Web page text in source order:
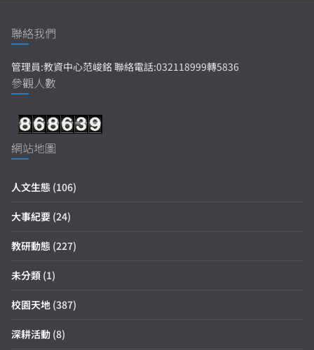
聯絡我們
管理員:教資中心范峻銘 聯絡電話:032118999轉5836
參觀人數
網站地圖
人文生態 (106)
大事紀要 (24)
教研動態 (227)
未分類 (1)
校園天地 (387)
深耕活動 (8)